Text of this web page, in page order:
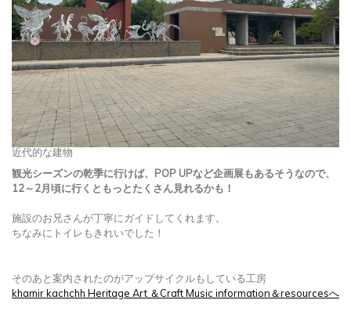
近代的な建物
観光シーズンの乾季に行けば、POP UPなど企画展もあるそうなので、
12～2月頃に行くともっとたくさん見れるかも！
施設のお兄さんが丁寧にガイドしてくれます。
ちなみにトイレもきれいでした！
そのあと案内されたのがアップサイクルもしている工房
khamir kachchh Heritage Art ＆Craft Music information＆resourcesへ